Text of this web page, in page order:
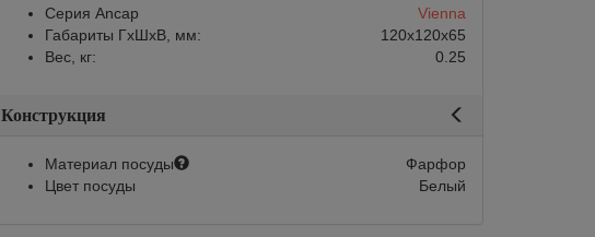
Серия Ancap
Vienna
Габариты ГхШхВ, мм:
120х120х65
Вес, кг:
0.25
Конструкция
Материал посуды
Фарфор
Цвет посуды
Белый